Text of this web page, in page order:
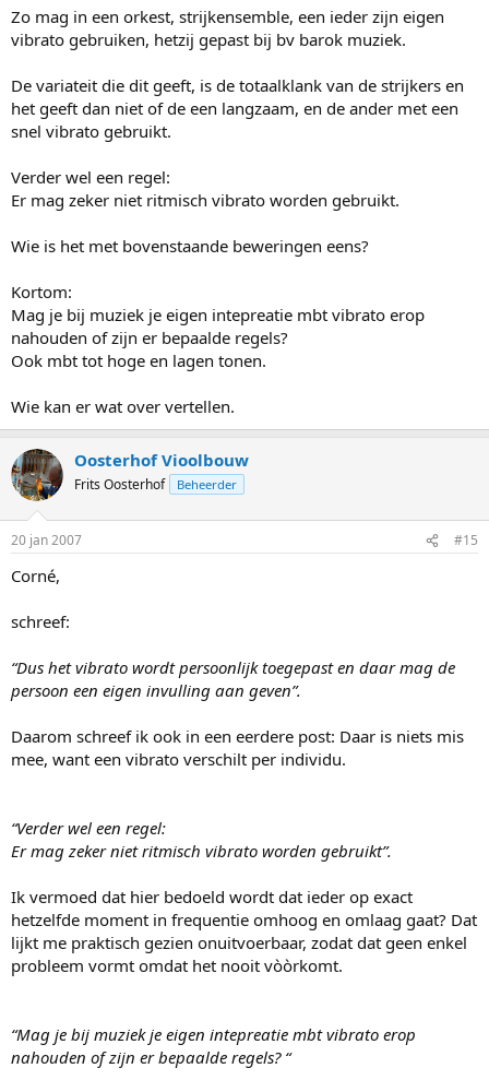
Zo mag in een orkest, strijkensemble, een ieder zijn eigen
vibrato gebruiken, hetzij gepast bij bv barok muziek.
De variateit die dit geeft, is de totaalklank van de strijkers en
het geeft dan niet of de een langzaam, en de ander met een
snel vibrato gebruikt.
Verder wel een regel:
Er mag zeker niet ritmisch vibrato worden gebruikt.
Wie is het met bovenstaande beweringen eens?
Kortom:
Mag je bij muziek je eigen intepreatie mbt vibrato erop
nahouden of zijn er bepaalde regels?
Ook mbt tot hoge en lagen tonen.
Wie kan er wat over vertellen.
Oosterhof Vioolbouw
Frits Oosterhof Beheerder
20 jan 2007 #15
Corné,
schreef:
“Dus het vibrato wordt persoonlijk toegepast en daar mag de
persoon een eigen invulling aan geven”.
Daarom schreef ik ook in een eerdere post: Daar is niets mis
mee, want een vibrato verschilt per individu.
“Verder wel een regel:
Er mag zeker niet ritmisch vibrato worden gebruikt”.
Ik vermoed dat hier bedoeld wordt dat ieder op exact
hetzelfde moment in frequentie omhoog en omlaag gaat? Dat
lijkt me praktisch gezien onuitvoerbaar, zodat dat geen enkel
probleem vormt omdat het nooit vòòrkomt.
“Mag je bij muziek je eigen intepreatie mbt vibrato erop
nahouden of zijn er bepaalde regels? “